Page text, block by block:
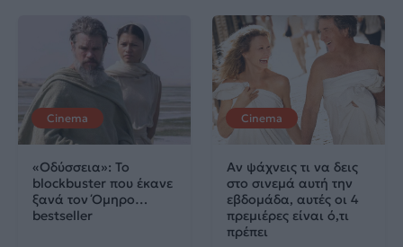
Cinema
«Οδύσσεια»: Το
blockbuster που έκανε
ξανά τον Όμηρο…
bestseller
Cinema
Αν ψάχνεις τι να δεις
στο σινεμά αυτή την
εβδομάδα, αυτές οι 4
πρεμιέρες είναι ό,τι
πρέπει